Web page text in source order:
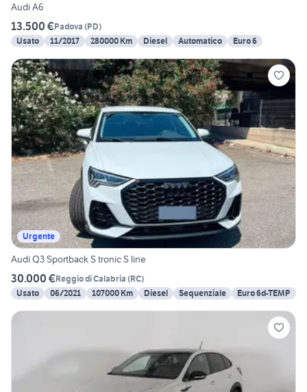
Audi A6
13.500 €Padova (PD)
Usato
11/2017 280000 Km Diesel Automatico Euro 6
Urgente
Audi Q3 Sportback S tronic S line
30.000 €Reggio di Calabria (RC)
Usato
06/2021 107000 Km Diesel Sequenziale Euro 6d-TEMP